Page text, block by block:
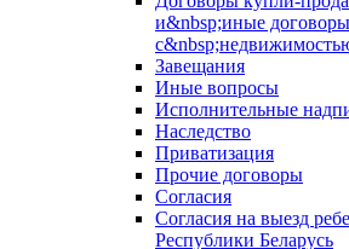
и&nbsp;иные договоры
Завещания
Иные вопросы
Исполнительные
Наследство
Приватизация
Прочие договоры
Согласия
Согласия на выезд
Республики Беларусь